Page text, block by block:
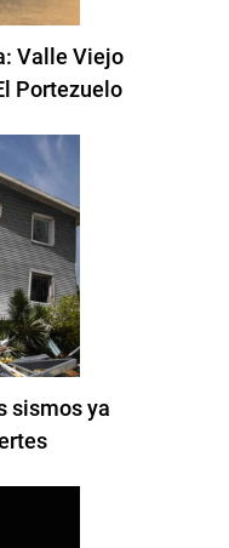
Valle Viejo
Portezuelo
sismos ya